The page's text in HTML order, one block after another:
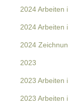
2024 Arbeiten
2024 Arbeiten
2024
2023
2023 Arbeiten
2023 Arbeiten